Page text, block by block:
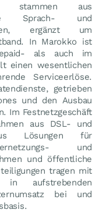
stammen aus
Sprach- und
ergänzt um
In Marokko ist
als auch im
einen wesentlichen
Serviceerlöse.
getrieben
und den Ausbau
Im Festnetzgeschäft
aus DSL- und
Lösungen für
und
und öffentliche
tragen mit
in aufstrebenden
bei und